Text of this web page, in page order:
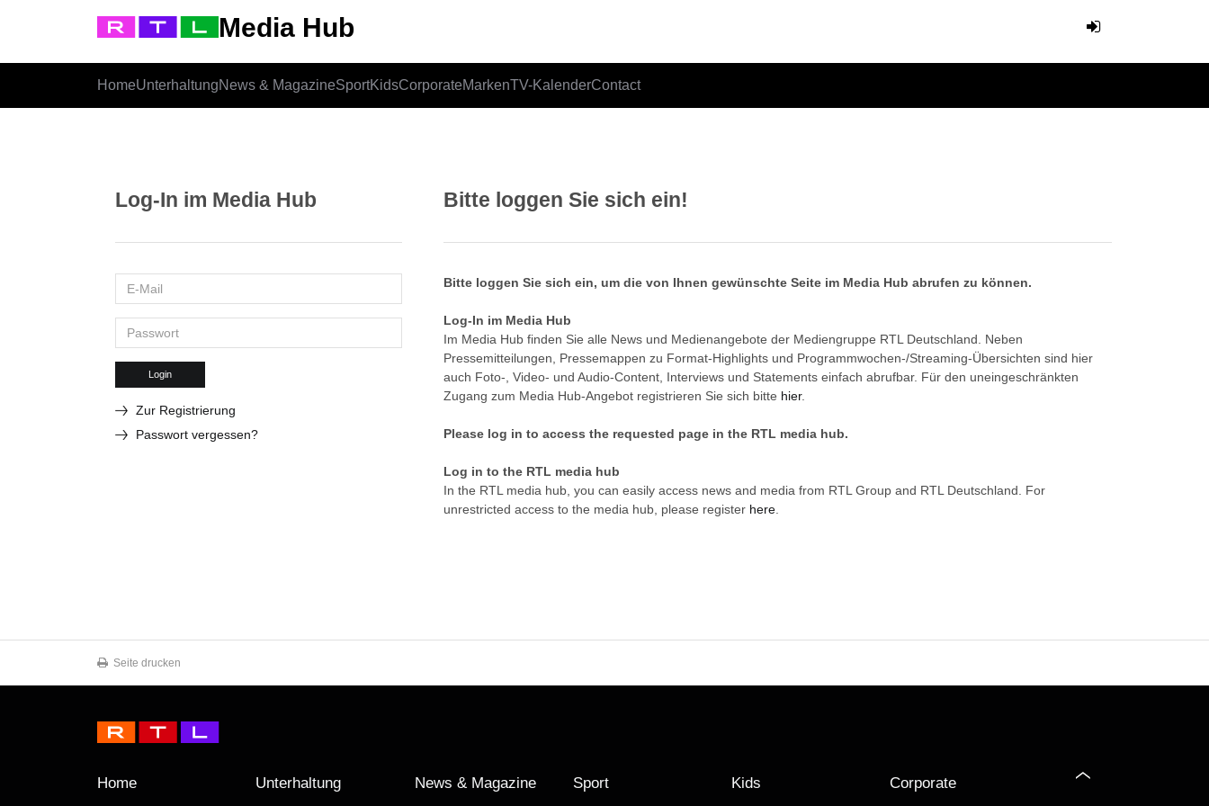
Media Hub
HomeUnterhaltungNews & MagazineSportKidsCorporateMarkenTV-KalenderContact
Bitte loggen Sie sich ein!
Bitte loggen Sie sich ein, um die von Ihnen gewünschte Seite im Media Hub abrufen zu können.
Log-In im Media Hub
Im Media Hub finden Sie alle News und Medienangebote der Mediengruppe RTL Deutschland. Neben
Pressemitteilungen, Pressemappen zu Format-Highlights und Programmwochen-/Streaming-Übersichten sind hier
auch Foto-, Video- und Audio-Content, Interviews und Statements einfach abrufbar. Für den uneingeschränkten
Zugang zum Media Hub-Angebot registrieren Sie sich bitte hier.
Please log in to access the requested page in the RTL media hub.
Log in to the RTL media hub
In the RTL media hub, you can easily access news and media from RTL Group and RTL Deutschland. For
unrestricted access to the media hub, please register here.
Log-In im Media Hub
Login
Zur Registrierung
Passwort vergessen?
Seite drucken
Home Unterhaltung News & Magazine Sport Kids Corporate